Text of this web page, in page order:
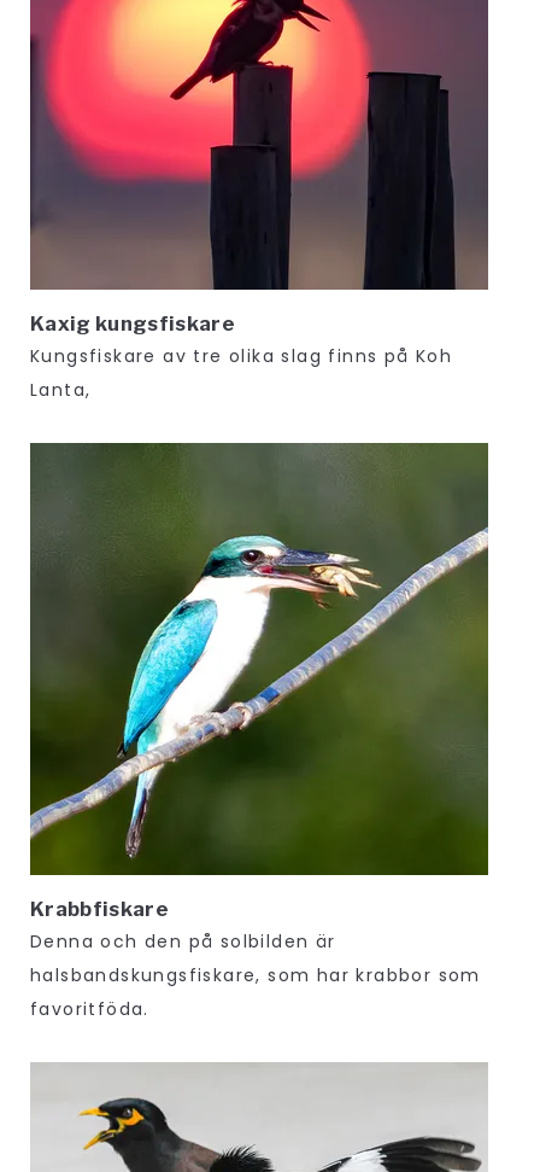
Kaxig kungsfiskare
Kungsfiskare av tre olika slag finns på Koh
Lanta,
Krabbfiskare
Denna och den på solbilden är
halsbandskungsfiskare, som har krabbor som
favoritföda.